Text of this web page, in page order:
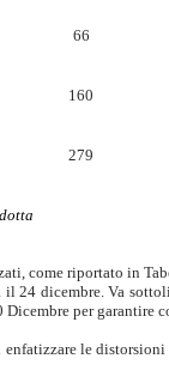
66
160
279
come riportato in
24 dicembre. Va
per garantire
le